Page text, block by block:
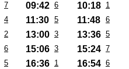
7 09:42 6 10:18 1
4 11:30 5 11:48 6
2 13:00 3 13:36 5
6 15:06 3 15:24 7
5 16:36 1 16:54 6